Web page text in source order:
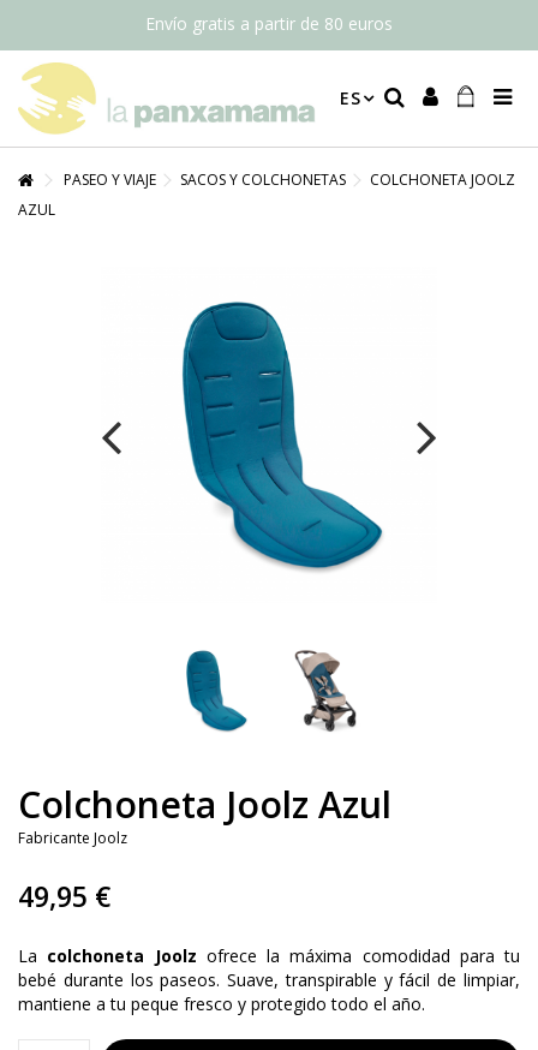
Envío gratis a partir de 80 euros
ES
PASEO Y VIAJE SACOS Y COLCHONETAS
COLCHONETA JOOLZ
AZUL
Colchoneta Joolz Azul
Fabricante Joolz
49,95 €
La colchoneta Joolz ofrece la máxima comodidad para tu
bebé durante los paseos. Suave, transpirable y fácil de limpiar,
mantiene a tu peque fresco y protegido todo el año.